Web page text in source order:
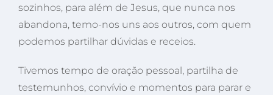
sozinhos, para além de Jesus, que nunca nos
abandona, temo-nos uns aos outros, com quem
podemos partilhar dúvidas e receios.
Tivemos tempo de oração pessoal, partilha de
testemunhos, convívio e momentos para parar e